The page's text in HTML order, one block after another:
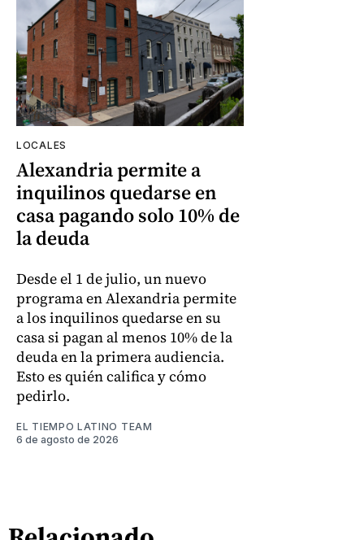
LOCALES
Alexandria permite a
inquilinos quedarse en
casa pagando solo 10% de
la deuda
Desde el 1 de julio, un nuevo
programa en Alexandria permite
a los inquilinos quedarse en su
casa si pagan al menos 10% de la
deuda en la primera audiencia.
Esto es quién califica y cómo
pedirlo.
EL TIEMPO LATINO TEAM
6 de agosto de 2026